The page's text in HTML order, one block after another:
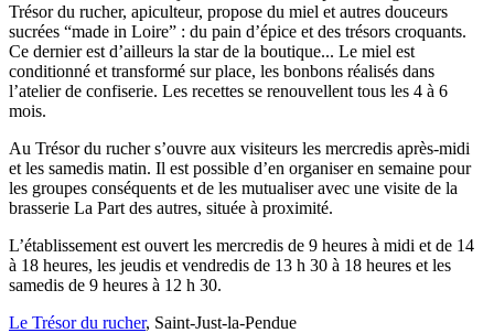
Trésor du rucher, apiculteur, propose du miel et autres douceurs
sucrées “made in Loire” : du pain d’épice et des trésors croquants.
Ce dernier est d’ailleurs la star de la boutique... Le miel est
conditionné et transformé sur place, les bonbons réalisés dans
l’atelier de confiserie. Les recettes se renouvellent tous les 4 à 6
mois.
Au Trésor du rucher s’ouvre aux visiteurs les mercredis après-midi
et les samedis matin. Il est possible d’en organiser en semaine pour
les groupes conséquents et de les mutualiser avec une visite de la
brasserie La Part des autres, située à proximité.
L’établissement est ouvert les mercredis de 9 heures à midi et de 14
à 18 heures, les jeudis et vendredis de 13 h 30 à 18 heures et les
samedis de 9 heures à 12 h 30.
Le Trésor du rucher, Saint-Just-la-Pendue